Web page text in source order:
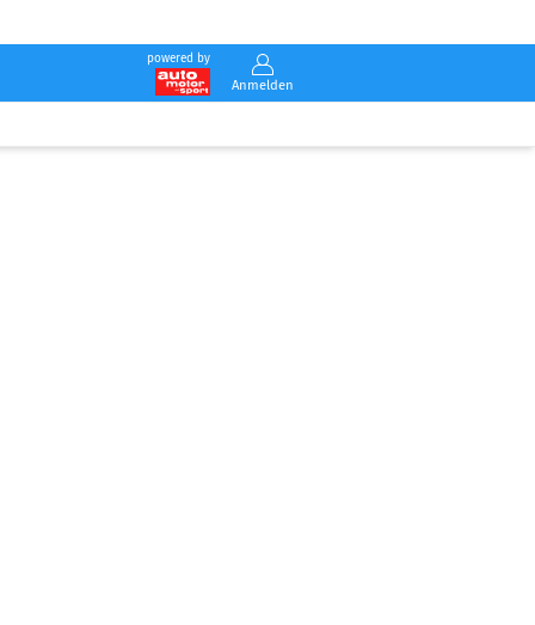
powered by
Anmelden